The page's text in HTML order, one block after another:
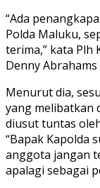
“Ada
Polda Maluku,
terima,” kata Plh
Denny
Menurut dia,
yang melibatkan
diusut tuntas
“Bapak Kapolda
anggota jangan
apalagi sebagai